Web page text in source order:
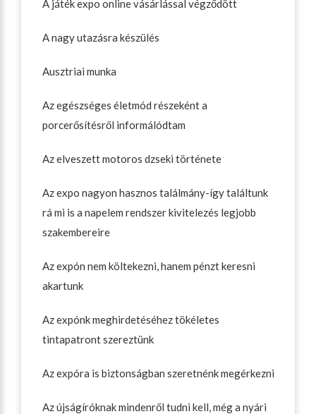
A játék expo online vásárlással végződött
A nagy utazásra készülés
Ausztriai munka
Az egészséges életmód részeként a
porcerősítésről informálódtam
Az elveszett motoros dzseki története
Az expo nagyon hasznos találmány-így találtunk
rá mi is a napelem rendszer kivitelezés legjobb
szakembereire
Az expón nem költekezni, hanem pénzt keresni
akartunk
Az expónk meghirdetéséhez tökéletes
tintapatront szereztünk
Az expóra is biztonságban szeretnénk megérkezni
Az újságíróknak mindenről tudni kell, még a nyári